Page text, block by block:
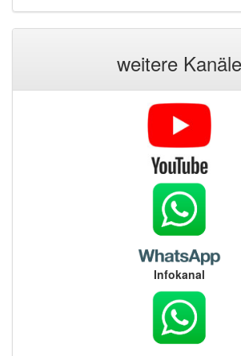
weitere Kanäle
Infokanal